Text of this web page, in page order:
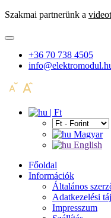
Szakmai partnerünk a
+36 70 738 4505
| Ft
Magyar
English
Főoldal
Információk
Általános
Adatkezelési
Impresszum